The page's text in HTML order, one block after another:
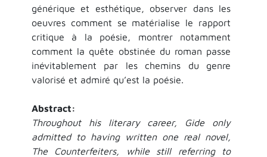
générique et esthétique, observer dans les
oeuvres comment se matérialise le rapport
critique à la poésie, montrer notamment
comment la quête obstinée du roman passe
inévitablement par les chemins du genre
valorisé et admiré qu’est la poésie.
Abstract:
Throughout his literary career, Gide only
admitted to having written one real novel,
The Counterfeiters, while still referring to